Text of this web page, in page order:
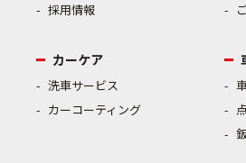
採用情報
カーケア
洗車サービス
カーコーティング